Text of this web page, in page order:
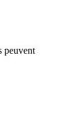
peuvent